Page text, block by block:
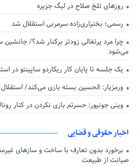
روزهای تلخ صلاح در لیگ جزیره
رسمی؛ بختیاری‌زاده سرمربی استقلال شد
چرا مرد پرتغالی زودتر برکنار شد؟/ جانشین
می‌شود
یک جلسه تا پایان کار ریکاردو ساپینتو در
ورمزیار: الحسین بسته بازی می‌کند/
وینی جونیور: حسرتم بازی نکردن در کنار
اخبار حقوقی و قضایی
برخورد بدون تعارف با ساخت‌ و سازهای
صیانت از طبیعت